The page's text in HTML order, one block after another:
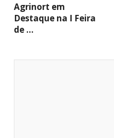
Agrinort em
Destaque na I Feira
de ...